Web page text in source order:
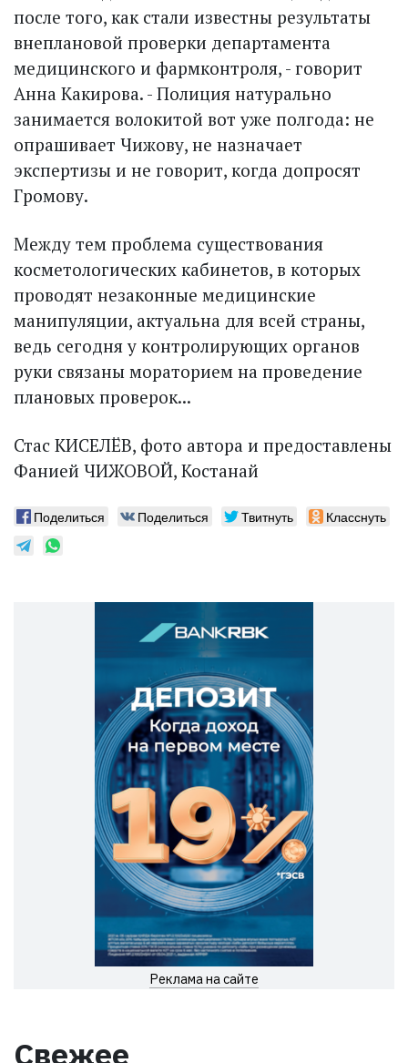
после того, как стали известны результаты
внеплановой проверки департамента
медицинского и фармконтроля, - говорит
Анна Какирова. - Полиция натурально
занимается волокитой вот уже полгода: не
опрашивает Чижову, не назначает
экспертизы и не говорит, когда допросят
Громову.
Между тем проблема существования
косметологических кабинетов, в которых
проводят незаконные медицинские
манипуляции, актуальна для всей страны,
ведь сегодня у контролирующих органов
руки связаны мораторием на проведение
плановых проверок...
Стас КИСЕЛЁВ, фото автора и предоставлены
Фанией ЧИЖОВОЙ, Костанай
Поделиться Поделиться Твитнуть Класснуть
Реклама на сайте
Свежее